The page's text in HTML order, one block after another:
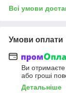
Всі умови
Умови оплати
Ви
або гроші
Детальніше